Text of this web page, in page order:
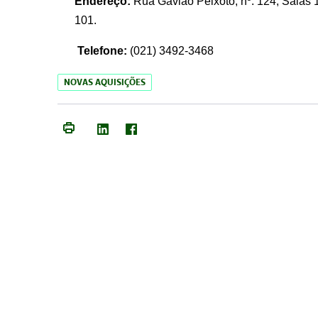
101.
Telefone: (021) 3492-3468
NOVAS AQUISIÇÕES